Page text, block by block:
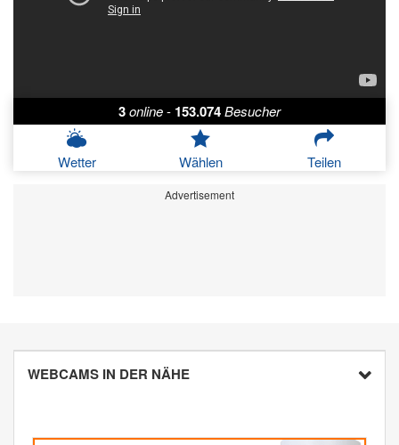
3online- 153.074Besucher
Wetter Wählen Teilen
Advertisement
WEBCAMS IN DER NÄHE